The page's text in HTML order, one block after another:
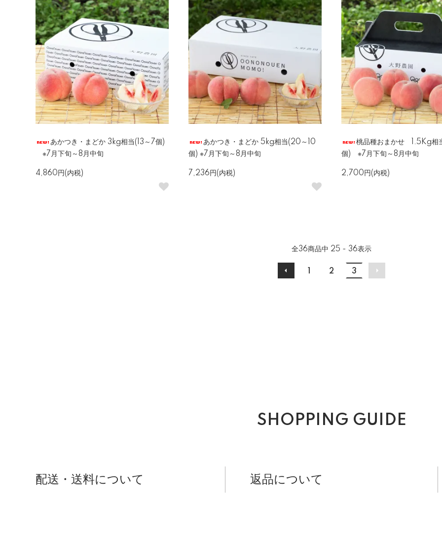
あかつき・まどか 3kg相当(13～7個)
※7月下旬～8月中旬
4,860円(内税)
あかつき・まどか 5kg相当(20～10
個) ※7月下旬～8月中旬
7,236円(内税)
桃品種おまかせ 1.5Kg相
個) ※7月下旬～8月中旬
2,700円(内税)
全36商品中 25 - 36表示
2 3
SHOPPING GUIDE
配送・送料について 返品について